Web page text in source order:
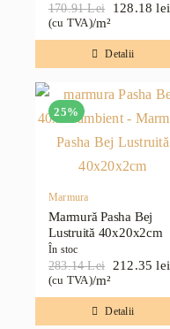
170.91Lei
Prețul
inițial
fost:
170.91 lei.
128.18lei
Prețul
curent
128.18 lei.
(cu TVA)/m²
Detalii
25%
Marmura
Marmură Pasha Bej
Lustruită 40x20x2cm
În stoc
283.14Lei
Prețul
inițial
fost:
212.35lei
Prețul
curent
212.35 lei.
(cu TVA)/m²
Detalii